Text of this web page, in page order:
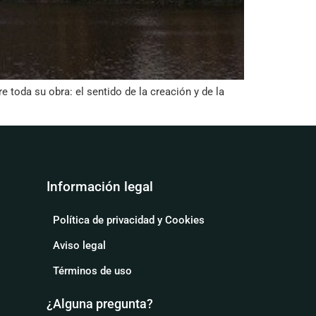
toda su obra: el sentido de la creación y de la
Información legal
Política de privacidad y Cookies
Aviso legal
Términos de uso
¿Alguna pregunta?